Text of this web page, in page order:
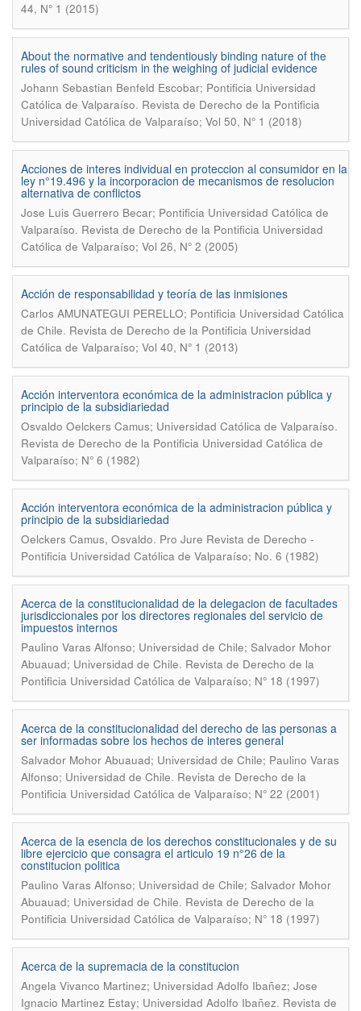
44, N° 1 (2015)
About the normative and tendentiously binding nature of the
rules of sound criticism in the weighing of judicial evidence
Johann Sebastian Benfeld Escobar; Pontificia Universidad
Católica de Valparaíso. Revista de Derecho de la Pontificia
Universidad Católica de Valparaíso; Vol 50, N° 1 (2018)
Acciones de interes individual en proteccion al consumidor en la
ley n°19.496 y la incorporacion de mecanismos de resolucion
alternativa de conflictos
Jose Luis Guerrero Becar; Pontificia Universidad Católica de
Valparaíso. Revista de Derecho de la Pontificia Universidad
Católica de Valparaíso; Vol 26, N° 2 (2005)
Acción de responsabilidad y teoría de las inmisiones
Carlos AMUNATEGUI PERELLO; Pontificia Universidad Católica
de Chile. Revista de Derecho de la Pontificia Universidad
Católica de Valparaíso; Vol 40, N° 1 (2013)
Acción interventora económica de la administracion pública y
principio de la subsidiariedad
Osvaldo Oelckers Camus; Universidad Católica de Valparaíso.
Revista de Derecho de la Pontificia Universidad Católica de
Valparaíso; N° 6 (1982)
Acción interventora económica de la administracion pública y
principio de la subsidiariedad
Oelckers Camus, Osvaldo. Pro Jure Revista de Derecho -
Pontificia Universidad Católica de Valparaíso; No. 6 (1982)
Acerca de la constitucionalidad de la delegacion de facultades
jurisdiccionales por los directores regionales del servicio de
impuestos internos
Paulino Varas Alfonso; Universidad de Chile; Salvador Mohor
Abuauad; Universidad de Chile. Revista de Derecho de la
Pontificia Universidad Católica de Valparaíso; N° 18 (1997)
Acerca de la constitucionalidad del derecho de las personas a
ser informadas sobre los hechos de interes general
Salvador Mohor Abuauad; Universidad de Chile; Paulino Varas
Alfonso; Universidad de Chile. Revista de Derecho de la
Pontificia Universidad Católica de Valparaíso; N° 22 (2001)
Acerca de la esencia de los derechos constitucionales y de su
libre ejercicio que consagra el articulo 19 n°26 de la
constitucion politica
Paulino Varas Alfonso; Universidad de Chile; Salvador Mohor
Abuauad; Universidad de Chile. Revista de Derecho de la
Pontificia Universidad Católica de Valparaíso; N° 18 (1997)
Acerca de la supremacia de la constitucion
Angela Vivanco Martinez; Universidad Adolfo Ibañez; Jose
Ignacio Martinez Estay; Universidad Adolfo Ibañez. Revista de